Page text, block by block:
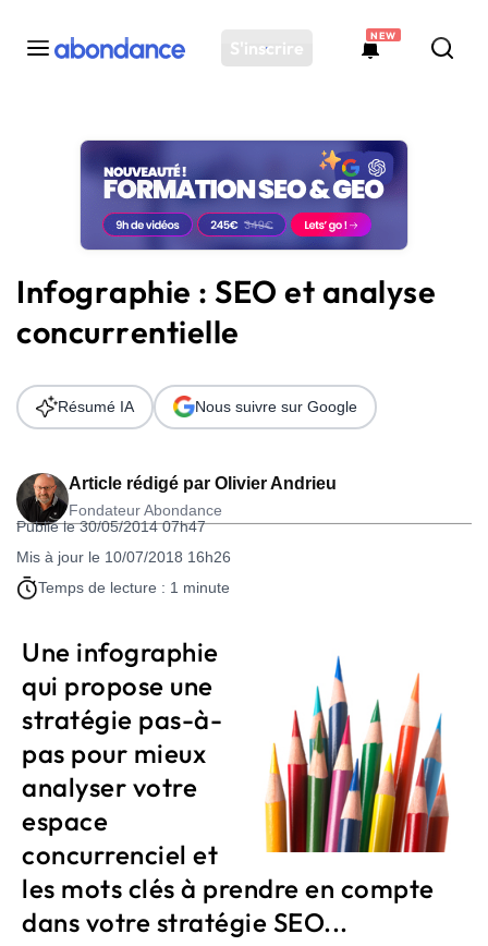
S'inscrire
NEW
Toutes les actus
Actus SEO
Plateforme
Solutions
Ressources
Audit SEO
Infographie : SEO et analyse
concurrentielle
Article rédigé par Olivier Andrieu
Fondateur Abondance
Publié le 30/05/2014 07h47
Mis à jour le 10/07/2018 16h26
Temps de lecture : 1 minute
Résumé IA Nous suivre sur Google
Une infographie
qui propose une
stratégie pas-à-
pas pour mieux
analyser votre
espace
concurrenciel et
les mots clés à prendre en compte
dans votre stratégie SEO...